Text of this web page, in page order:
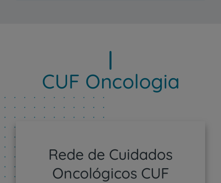
CUF Oncologia
Rede de Cuidados
Oncológicos CUF